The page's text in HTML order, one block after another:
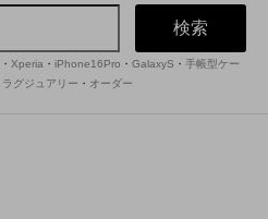
検索
・ Xperia ・ iPhone16Pro ・ GalaxyS ・ 手帳型ケー
ラグジュアリー ・ オーダー